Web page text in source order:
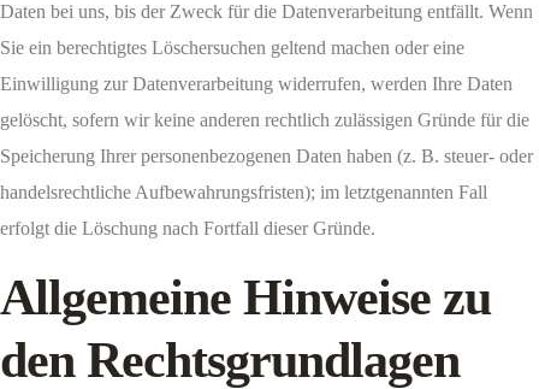
Daten bei uns, bis der Zweck für die Datenverarbeitung entfällt. Wenn
Sie ein berechtigtes Löschersuchen geltend machen oder eine
Einwilligung zur Datenverarbeitung widerrufen, werden Ihre Daten
gelöscht, sofern wir keine anderen rechtlich zulässigen Gründe für die
Speicherung Ihrer personenbezogenen Daten haben (z. B. steuer- oder
handelsrechtliche Aufbewahrungsfristen); im letztgenannten Fall
erfolgt die Löschung nach Fortfall dieser Gründe.
Allgemeine Hinweise zu
den Rechtsgrundlagen